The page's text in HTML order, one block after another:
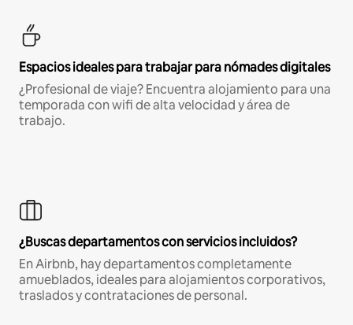
Espacios ideales para trabajar para nómades digitales
¿Profesional de viaje? Encuentra alojamiento para una
temporada con wifi de alta velocidad y área de
trabajo.
¿Buscas departamentos con servicios incluidos?
En Airbnb, hay departamentos completamente
amueblados, ideales para alojamientos corporativos,
traslados y contrataciones de personal.